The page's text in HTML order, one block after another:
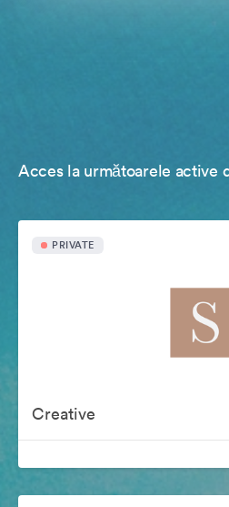
Acces la următoarele active
PRIVATE
Creative